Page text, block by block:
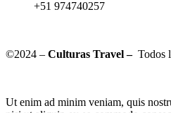
+51 974740257
©2024 – Culturas Travel – Todos
Ut enim ad minim veniam, quis